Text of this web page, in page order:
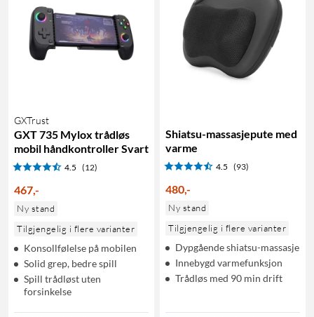
GXTrust
GXT 735 Mylox trådløs
mobil håndkontroller Svart
4.5 (12)
467,-
Ny stand
Tilgjengelig i flere varianter
Konsollfølelse på mobilen
Solid grep, bedre spill
Spill trådløst uten
forsinkelse
Shiatsu-massasjepute med
varme
4.5 (93)
480,-
Ny stand
Tilgjengelig i flere varianter
Dypgående shiatsu-massasje
Innebygd varmefunksjon
Trådløs med 90 min drift